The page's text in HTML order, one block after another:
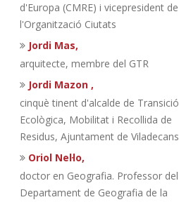
d'Europa (CMRE) i vicepresident de
l'Organització Ciutats
Jordi Mas,
arquitecte, membre del GTR
Jordi Mazon ,
cinquè tinent d'alcalde de Transició
Ecològica, Mobilitat i Recollida de
Residus, Ajuntament de Viladecans
Oriol Nel·lo,
doctor en Geografia. Professor del
Departament de Geografia de la